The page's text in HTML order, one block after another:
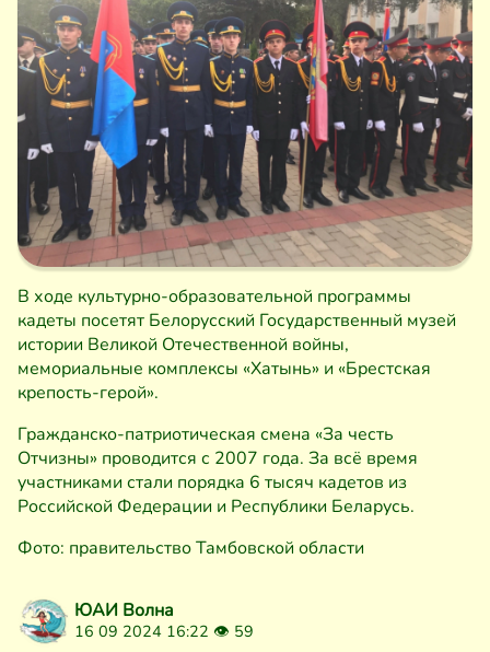
В ходе культурно-образовательной программы
кадеты посетят Белорусский Государственный музей
истории Великой Отечественной войны,
мемориальные комплексы «Хатынь» и «Брестская
крепость-герой».
Гражданско-патриотическая смена «За честь
Отчизны» проводится с 2007 года. За всё время
участниками стали порядка 6 тысяч кадетов из
Российской Федерации и Республики Беларусь.
Фото: правительство Тамбовской области
ЮАИ Волна
16 09 2024 16:22 👁 59